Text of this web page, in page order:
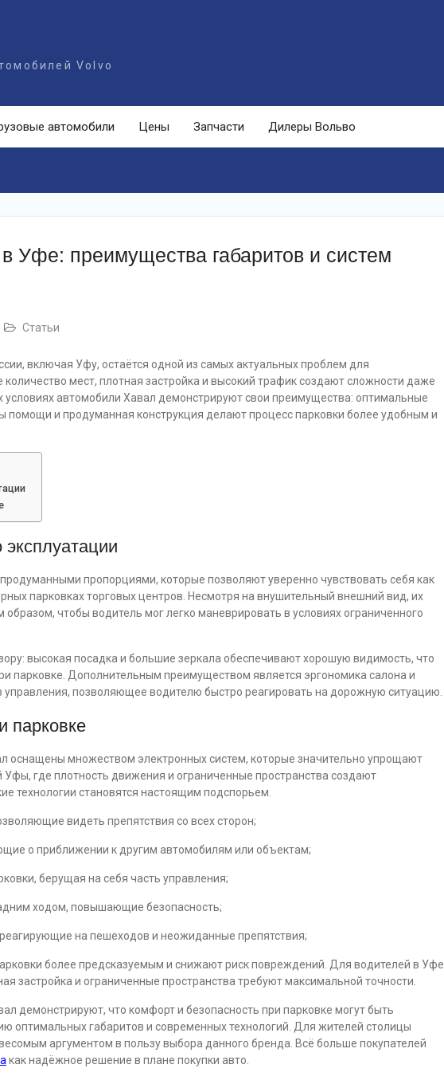
Volvo
автомобили Цены Запчасти Дилеры Вольво
Уфе: преимущества габаритов и систем
Статьи
включая Уфу, остаётся одной из самых актуальных проблем для
мест, плотная застройка и высокий трафик создают сложности даже
условиях автомобили Хавал демонстрируют свои преимущества: оптимальные
помощи и продуманная конструкция делают процесс парковки более удобным и
пропорциями, которые позволяют уверенно чувствовать себя как
парковках торговых центров. Несмотря на внушительный внешний вид, их
чтобы водитель мог легко маневрировать в условиях ограниченного
высокая посадка и большие зеркала обеспечивают хорошую видимость, что
парковке. Дополнительным преимуществом является эргономика салона и
позволяющее водителю быстро реагировать на дорожную ситуацию.
парковке
оснащены множеством электронных систем, которые значительно упрощают
где плотность движения и ограниченные пространства создают
технологии становятся настоящим подспорьем.
видеть препятствия со всех сторон;
о приближении к другим автомобилям или объектам;
берущая на себя часть управления;
ходом, повышающие безопасность;
на пешеходов и неожиданные препятствия;
более предсказуемым и снижают риск повреждений. Для водителей в Уфе
застройка и ограниченные пространства требуют максимальной точности.
демонстрируют, что комфорт и безопасность при парковке могут быть
оптимальных габаритов и современных технологий. Для жителей столицы
аргументом в пользу выбора данного бренда. Всё больше покупателей
как надёжное решение в плане покупки авто.